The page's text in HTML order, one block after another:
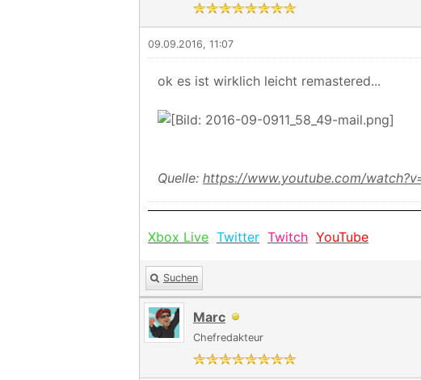
09.09.2016, 11:07
ok es ist wirklich leicht remastered...
Quelle: https://www.youtube.com/
Xbox Live Twitter Twitch YouTube
Suchen
Marc
Chefredakteur